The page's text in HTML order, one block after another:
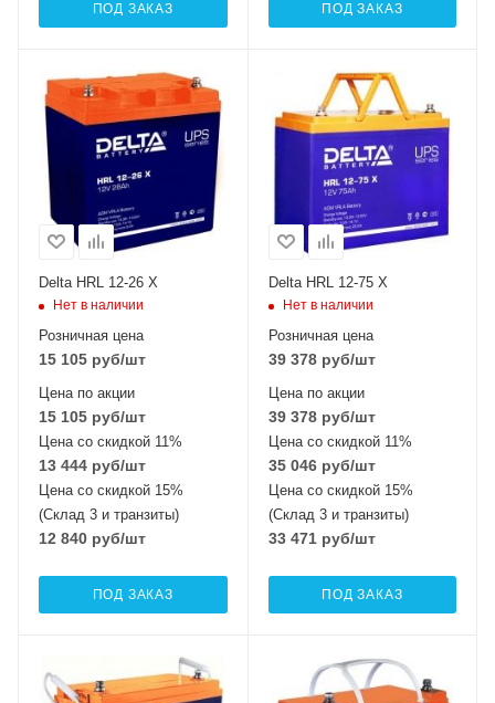
ПОД ЗАКАЗ ПОД ЗАКАЗ
Delta HRL 12-26 X
Нет в наличии
Розничная цена
15 105 руб/шт
Цена по акции
15 105 руб/шт
Цена со скидкой 11%
13 444 руб/шт
Цена со скидкой 15%
(Склад 3 и транзиты)
12 840 руб/шт
ПОД ЗАКАЗ
Delta HRL 12-75 X
Нет в наличии
Розничная цена
39 378руб/шт
Цена по акции
39 378руб/шт
Цена со скидкой 11%
35 046руб/шт
Цена со скидкой 15%
(Склад 3 и транзиты)
33 471руб/шт
ПОД ЗАКАЗ